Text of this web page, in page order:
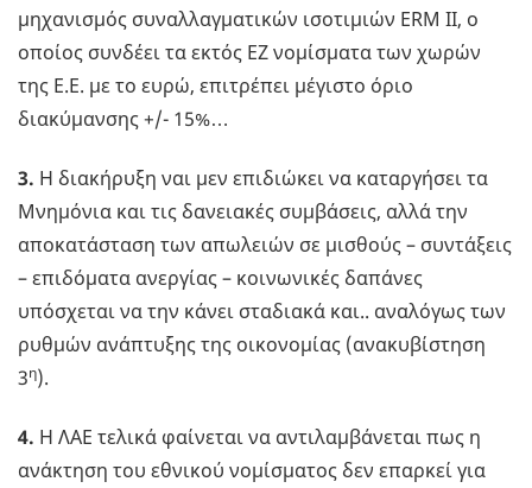
μηχανισμός συναλλαγματικών ισοτιμιών ERM II, ο
οποίος συνδέει τα εκτός ΕΖ νομίσματα των χωρών
της Ε.Ε. με το ευρώ, επιτρέπει μέγιστο όριο
διακύμανσης +/- 15%…
3. Η διακήρυξη ναι μεν επιδιώκει να καταργήσει τα
Μνημόνια και τις δανειακές συμβάσεις, αλλά την
αποκατάσταση των απωλειών σε μισθούς – συντάξεις
– επιδόματα ανεργίας – κοινωνικές δαπάνες
υπόσχεται να την κάνει σταδιακά και.. αναλόγως των
ρυθμών ανάπτυξης της οικονομίας (ανακυβίστηση
3η).
4. Η ΛΑΕ τελικά φαίνεται να αντιλαμβάνεται πως η
ανάκτηση του εθνικού νομίσματος δεν επαρκεί για